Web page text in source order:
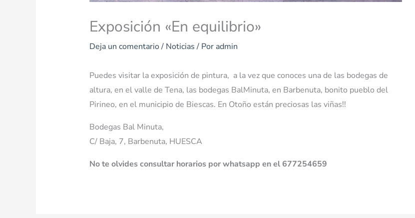
Exposición «En equilibrio»
Deja un comentario/ Noticias/ Por admin
Puedes visitar la exposición de pintura, a la vez que conoces una de las bodegas de
altura, en el valle de Tena, las bodegas BalMinuta, en Barbenuta, bonito pueblo del
Pirineo, en el municipio de Biescas. En Otoño están preciosas las viñas!!
Bodegas Bal Minuta,
C/ Baja, 7, Barbenuta, HUESCA
No te olvides consultar horarios por whatsapp en el 677254659